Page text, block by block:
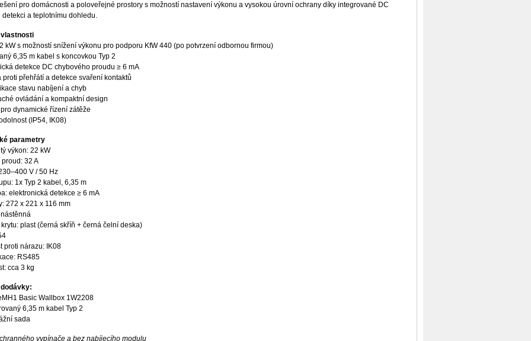
pro domácnosti a poloveřejné prostory s možností nastavení výkonu a vysokou úrovní ochrany díky integrované DC
detekci a teplotnímu dohledu.
kW s možností snížení výkonu pro podporu KfW 440 (po potvrzení odbornou firmou)
6,35 m kabel s koncovkou Typ 2
detekce DC chybového proudu ≥ 6 mA
proti přehřátí a detekce svaření kontaktů
stavu nabíjení a chyb
ovládání a kompaktní design
dynamické řízení zátěže
(IP54, IK08)
parametry
výkon: 22 kW
proud: 32 A
V / 50 Hz
1x Typ 2 kabel, 6,35 m
elektronická detekce ≥ 6 mA
272 x 221 x 116 mm
krytu: plast (černá skříň + černá čelní deska)
proti nárazu: IK08
RS485
cca 3 kg
Basic Wallbox 1W2208
6,35 m kabel Typ 2
sada
vypínače a bez nabíjecího modulu